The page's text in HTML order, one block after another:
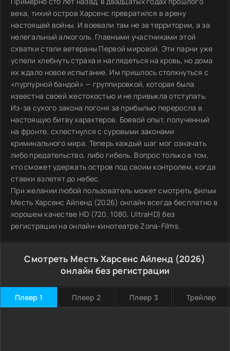
века, тихий остров Харсенс превратился в арену
настоящей войны. И воевали там не за территории, а за
нелегальный алкоголь. Главными участниками этой
схватки стали ветераны Первой мировой. Эти парни уже
успели хлебнуть страха и наглядеться на кровь, но дома
их ждало новое испытание. Им пришлось столкнуться с
«пурпурной бандой» — группировкой, которая была
известна своей жестокостью и не привыкла отступать.
Из-за сухого закона погоня за прибылью переросла в
настоящую битву характеров. Боевой опыт, полученный
на фронте, схлестнулся с суровыми законами
криминального мира. Теперь каждый шаг мог означать
либо предательство, либо гибель. Вопрос только в том,
кто сможет удержать остров под своим контролем, когда
ставки взлетят до небес.
При желании любой пользователь может смотреть фильм
Месть Харсенс Айленд (2026) онлайн всегда бесплатно в
хорошем качестве HD (720, 1080, UltraHD) без
регистрации на онлайн-кинотеатре Zona-Films.
Смотреть Месть Харсенс Айленд (2026)
онлайн без регистрации
Плеер 1 Плеер 2 Плеер 3 Трейлер